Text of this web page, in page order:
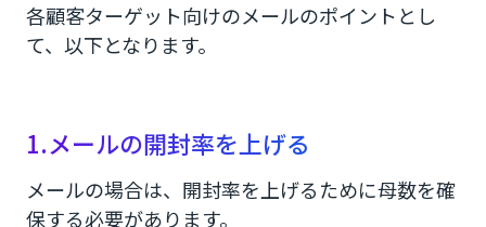
各顧客ターゲット向けのメールのポイントとし
て、以下となります。
1.メールの開封率を上げる
メールの場合は、開封率を上げるために母数を確
保する必要があります。